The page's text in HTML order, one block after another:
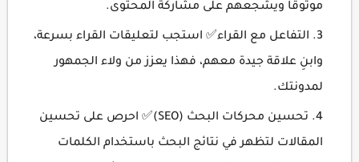
موثوقاً ويشجعهم على مشاركة المحتوى.
التفاعل مع القراء✅ استجب لتعليقات القراء بسرعة،
وابنِ علاقة جيدة معهم، فهذا يعزز من ولاء الجمهور
لمدونتك.
تحسين محركات البحث (SEO)✅ احرص على تحسين
المقالات لتظهر في نتائج البحث باستخدام الكلمات